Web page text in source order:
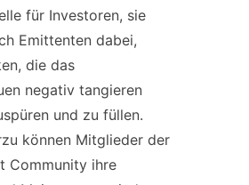
für Investoren, sie
Emittenten dabei,
die das
negativ tangieren
und zu füllen.
können Mitglieder der
Community ihre